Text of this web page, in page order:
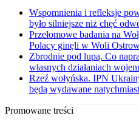
Wspomnienia i refleksje
było silniejsze niż chęć
Przełomowe badania na
Polacy ginęli w Woli
Zbrodnie pod lupą. Co
własnych działaniach
Rzeź wołyńska. IPN
będą wydawane natychmiast
Promowane treści